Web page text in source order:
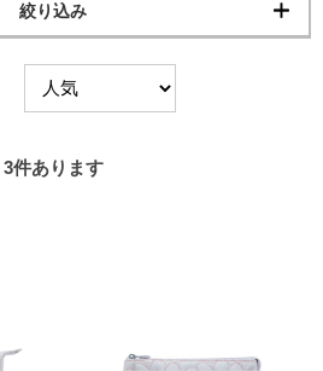
絞り込み
3件あります